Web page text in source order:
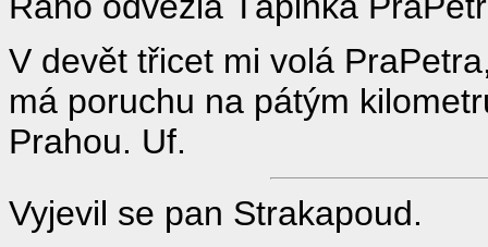
V devět třicet mi volá
má poruchu na pátým
Prahou. Uf.
Vyjevil se pan Strakapoud.